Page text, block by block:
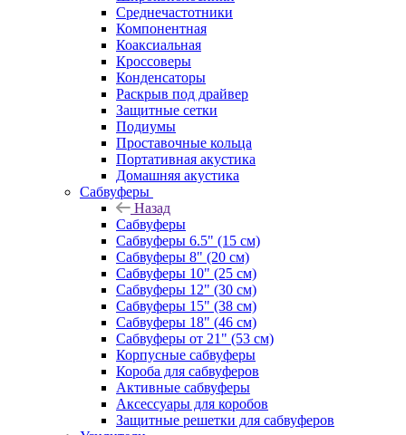
Среднечастотники
Компонентная
Коаксиальная
Кроссоверы
Конденсаторы
Раскрыв под драйвер
Защитные сетки
Подиумы
Проставочные кольца
Портативная акустика
Домашняя акустика
Сабвуферы
Назад
Сабвуферы
Сабвуферы 6.5" (15 см)
Сабвуферы 8" (20 см)
Сабвуферы 10" (25 см)
Сабвуферы 12" (30 см)
Сабвуферы 15" (38 см)
Сабвуферы 18" (46 см)
Сабвуферы от 21" (53 см)
Корпусные сабвуферы
Короба для сабвуферов
Активные сабвуферы
Аксессуары для коробов
Защитные решетки для сабвуферов